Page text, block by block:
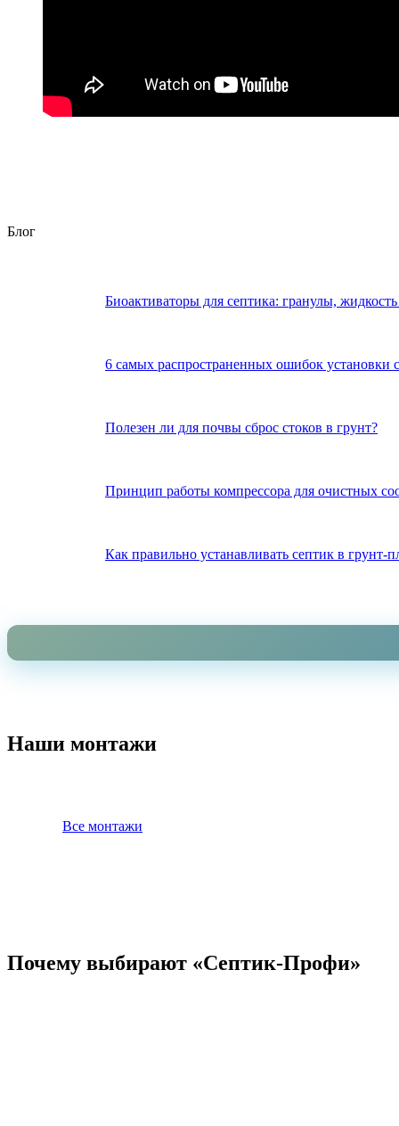
Блог
Биоактиваторы для септика: гранулы,
6 самых распространенных ошибок установки
Полезен ли для почвы сброс стоков в грунт?
Принцип работы компрессора для очистных
Как правильно устанавливать септик в грунт-
Наши монтажи
Все монтажи
Почему выбирают «Септик-Профи»